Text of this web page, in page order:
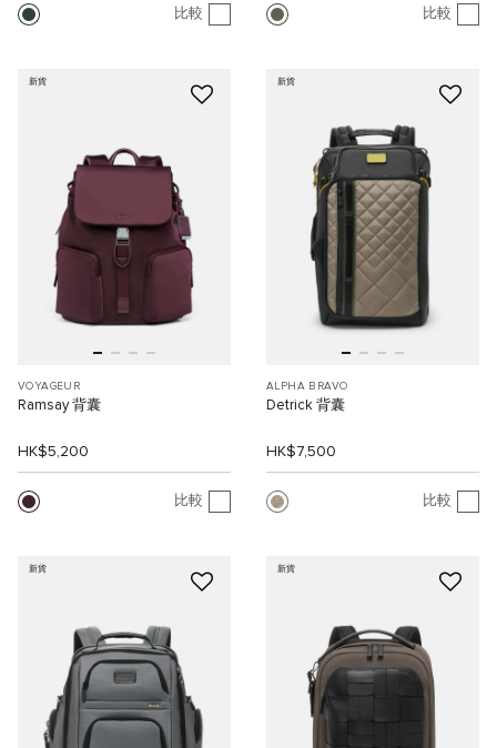
比較 比較
新貨
VOYAGEUR
Ramsay 背囊
HK$5,200
比較
新貨
ALPHA BRAVO
Detrick 背囊
HK$7,500
比較
新貨 新貨